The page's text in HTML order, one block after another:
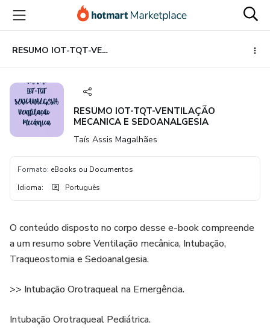
para
conteúdo
principal
para
pagamento
para
rodapé
RESUMO IOT-TQT-VENTILAÇÃO MECANICA E SEDOANALGESIA
RESUMO IOT-TQT-VENTILAÇÃO
MECANICA E SEDOANALGESIA
Taís Assis Magalhães
Formato: eBooks ou Documentos
Idioma: Português
O conteúdo disposto no corpo desse e-book compreende
a um resumo sobre Ventilação mecânica, Intubação,
Traqueostomia e Sedoanalgesia.
>> Intubação Orotraqueal na Emergência.
Intubação Orotraqueal Pediátrica.